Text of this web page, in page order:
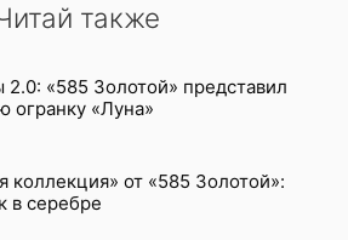
также
2.0: «585 Золотой» представил
огранку «Луна»
коллекция» от «585 Золотой»:
в серебре